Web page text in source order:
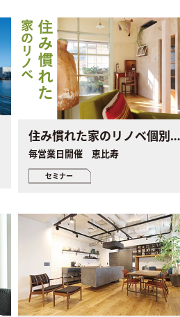
住み慣れた家のリノベ個別セミナー
毎営業日開催 恵比寿
セミナー